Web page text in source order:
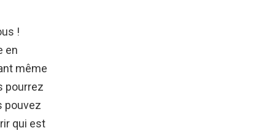
!
en
même
pourrez
pouvez
qui est